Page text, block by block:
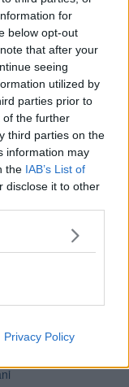
for
below opt-out
that after your
seeing
utilized by
parties prior to
of the further
third parties on the
information may
the IAB’s List of
disclose it to other
Privacy Policy
problemiin futuro,
scava, si arriva al
e firmano leggi,
ministri.
dellaCostituzione
sull'Utile Idiota.